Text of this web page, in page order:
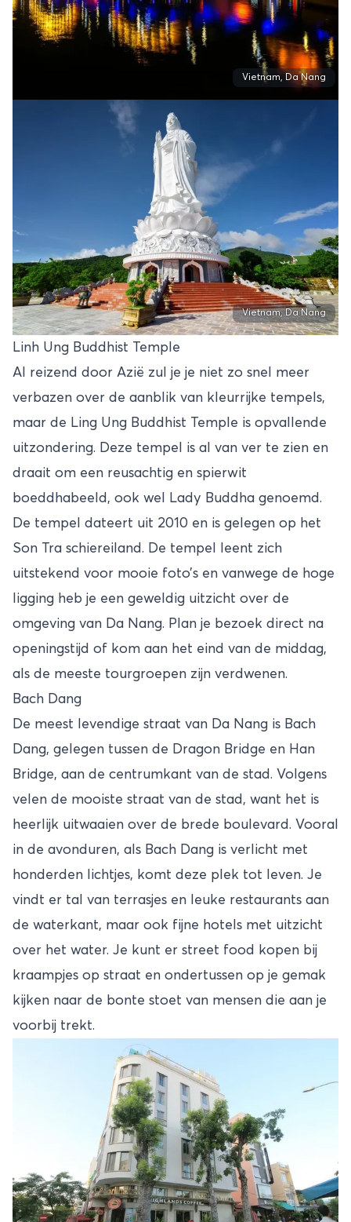
Vietnam, Da Nang
Vietnam, Da Nang
Linh Ung Buddhist Temple
Al reizend door Azië zul je je niet zo snel meer
verbazen over de aanblik van kleurrijke tempels,
maar de Ling Ung Buddhist Temple is opvallende
uitzondering. Deze tempel is al van ver te zien en
draait om een reusachtig en spierwit
boeddhabeeld, ook wel Lady Buddha genoemd.
De tempel dateert uit 2010 en is gelegen op het
Son Tra schiereiland. De tempel leent zich
uitstekend voor mooie foto’s en vanwege de hoge
ligging heb je een geweldig uitzicht over de
omgeving van Da Nang. Plan je bezoek direct na
openingstijd of kom aan het eind van de middag,
als de meeste tourgroepen zijn verdwenen.
Bach Dang
De meest levendige straat van Da Nang is Bach
Dang, gelegen tussen de Dragon Bridge en Han
Bridge, aan de centrumkant van de stad. Volgens
velen de mooiste straat van de stad, want het is
heerlijk uitwaaien over de brede boulevard. Vooral
in de avonduren, als Bach Dang is verlicht met
honderden lichtjes, komt deze plek tot leven. Je
vindt er tal van terrasjes en leuke restaurants aan
de waterkant, maar ook fijne hotels met uitzicht
over het water. Je kunt er street food kopen bij
kraampjes op straat en ondertussen op je gemak
kijken naar de bonte stoet van mensen die aan je
voorbij trekt.